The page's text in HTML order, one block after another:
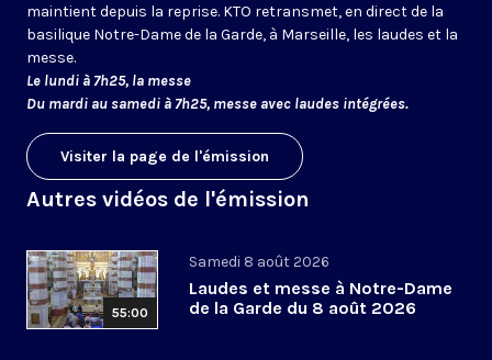
maintient depuis la reprise. KTO retransmet, en direct de la
basilique Notre-Dame de la Garde, à Marseille, les laudes et la
messe.
Le lundi à 7h25, la messe
Du mardi au samedi à 7h25, messe avec laudes intégrées.
Visiter la page de l'émission
Autres vidéos de l'émission
55:00
Samedi 8 août 2026
Laudes et messe à Notre-Dame
de la Garde du 8 août 2026